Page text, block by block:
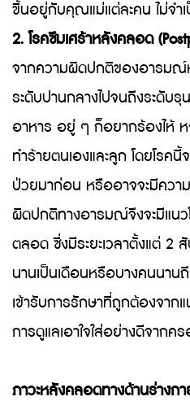
ขึ้นอยู่กับคุณแม่แต่ละคน ไม่จำ
2. โรคซึมเศร้าหลังคลอด
จากความผิดปกติของอารมณ์
ระดับปานกลางไปจนถึงระดับ
อาหาร อยู่ ๆ ก็อยากร้องไห้
ทำร้ายตนเองและลูก โดยโรค
ป่วยมาก่อน หรืออาจจะมีควา
ผิดปกติทางอารมณ์จึงจะมีแนว
ตลอด ซึ่งมีระยะเวลาตั้งแต่ 2
นานเป็นเดือนหรือบางคนนา
เข้ารับการรักษาที่ถูกต้องจาก
การดูแลเอาใจใส่อย่างดีจากค
ภาวะหลังคลอดทางด้านร่างก